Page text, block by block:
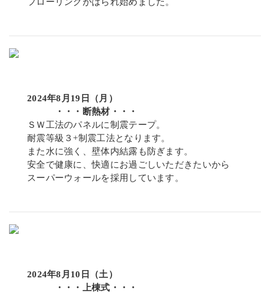
2024年8月19日（月）
・・・断熱材・・・
ＳＷ工法のパネルに制震テープ。
耐震等級３+制震工法となります。
また水に強く、壁体内結露も防ぎます。
安全で健康に、快適にお過ごしいただきたいから
スーパーウォールを採用しています。
2024年8月10日（土）
・・・上棟式・・・